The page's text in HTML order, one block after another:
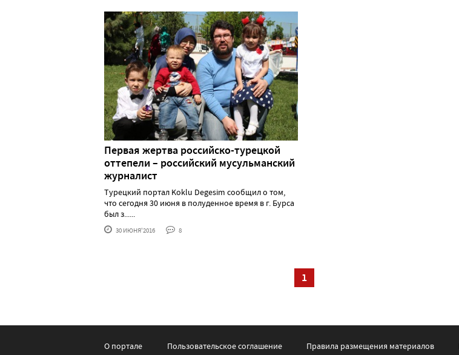
Первая жертва российско-турецкой
оттепели – российский мусульманский
журналист
Турецкий портал Koklu Degesim сообщил о том,
что сегодня 30 июня в полуденное время в г. Бурса
был з......
30 ИЮНЯ'2016 8
1
О портале Пользовательское соглашение Правила размещения материалов